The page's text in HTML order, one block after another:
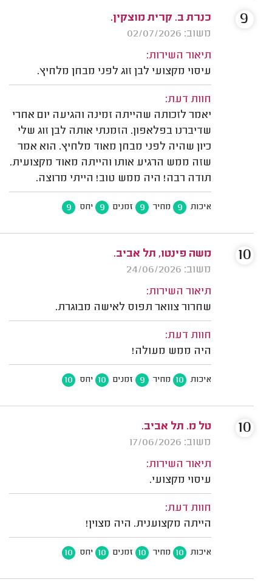
כנרת ב. קרית מוצקין.
משוב: 02/07/2026
תיאור השירות:
עיסוי מקצועי לבן זוג לפני מבחן מלחיץ.
חוות דעת:
יאמר לזכותה שהייתה זמינה והגיעה יום אחרי
שדיברנו בפלאפון. הזמנתי אותה לבן זוג שלי
כיון שהיה לפני מבחן מאוד מלחיץ. הוא אמר
שזה ממש הרגיע אותו והייתה מאוד מקצועית.
תודה רבה! היה ממש טוב! הייתי מרוצה.
איכות 9 מחיר 9 זמנים 9 יחס 9
9
משה פינטו, תל אביב.
משוב: 24/06/2026
תיאור השירות:
שחרור צוואר תפוס לאישה מבוגרת.
חוות דעת:
היה ממש מעולה!
איכות 10 מחיר 9 זמנים 10 יחס 10
10
טל מ. תל אביב.
משוב: 17/06/2026
תיאור השירות:
עיסוי מקצועי.
חוות דעת:
הייתה מקצוענית. היה מצוין!
איכות 10 מחיר 10 זמנים 10 יחס 10
10